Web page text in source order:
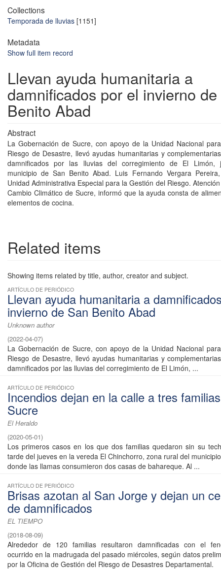
Collections
Temporada de lluvias [1151]
Metadata
Show full item record
Llevan ayuda humanitaria a
damnificados por el invierno
Benito Abad
Abstract
La Gobernación de Sucre, con apoyo de la Unidad Nacional
Riesgo de Desastre, llevó ayudas humanitarias y
damnificados por las lluvias del corregimiento de El Limón,
municipio de San Benito Abad. Luis Fernando Vergara
Unidad Administrativa Especial para la Gestión del Riesgo.
Cambio Climático de Sucre, informó que la ayuda consta de
elementos de cocina.
Related items
Showing items related by title, author, creator and subject.
ARTÍCULO DE PERIÓDICO
Llevan ayuda humanitaria a
invierno de San Benito Abad
Unknown author
(2022-04-07)
La Gobernación de Sucre, con apoyo de la Unidad Nacional
Riesgo de Desastre, llevó ayudas humanitarias y
damnificados por las lluvias del corregimiento de El Limón, ...
ARTÍCULO DE PERIÓDICO
Incendios dejan en la calle a tres
Sucre
El Heraldo
(2020-05-01)
Los primeros casos en los que dos familias quedaron sin su
tarde del jueves en la vereda El Chinchorro, zona rural del
donde las llamas consumieron dos casas de bahareque. Al ...
ARTÍCULO DE PERIÓDICO
Brisas azotan al San Jorge y dejan un
de damnificados
EL TIEMPO
(2018-08-09)
Alrededor de 120 familias resultaron damnificadas con el
ocurrido en la madrugada del pasado miércoles, según datos
por la Oficina de Gestión del Riesgo de Desastres Departamental.